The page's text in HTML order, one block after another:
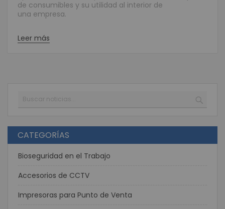
de consumibles y su utilidad al interior de
una empresa.
Leer más
Buscar
CATEGORÍAS
Bioseguridad en el Trabajo
Accesorios de CCTV
Impresoras para Punto de Venta